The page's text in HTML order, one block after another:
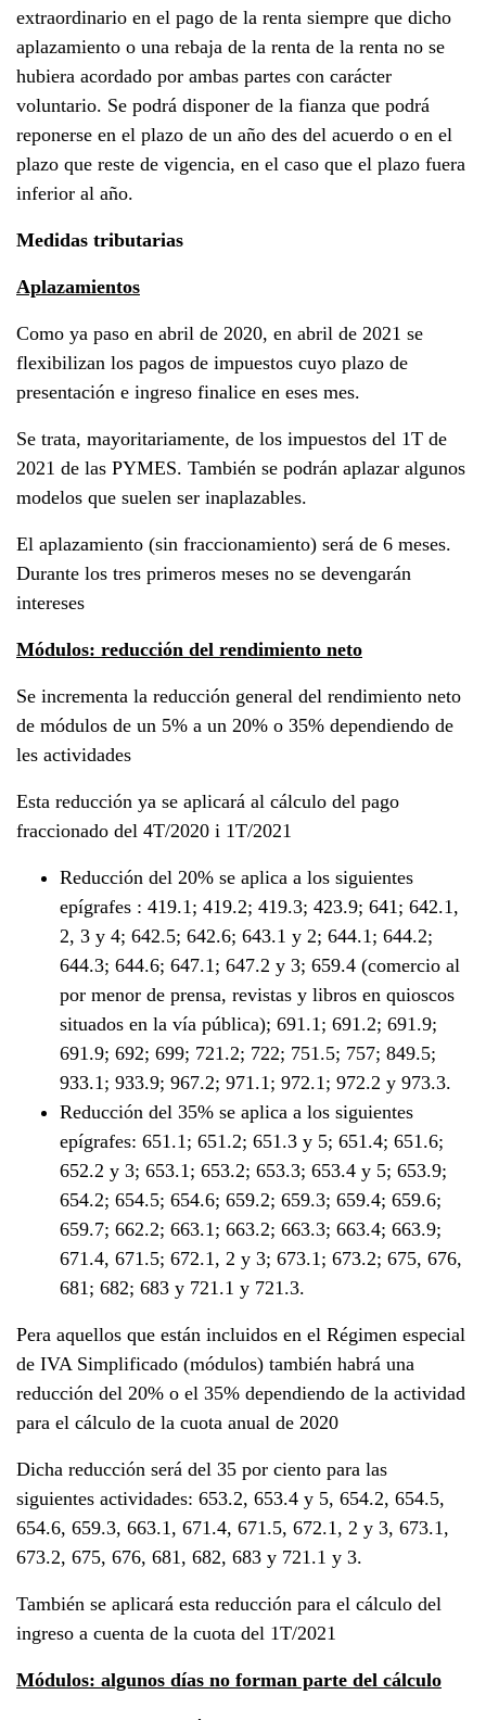
extraordinario en el pago de la renta siempre que dicho
aplazamiento o una rebaja de la renta de la renta no se
hubiera acordado por ambas partes con carácter
voluntario. Se podrá disponer de la fianza que podrá
reponerse en el plazo de un año des del acuerdo o en el
plazo que reste de vigencia, en el caso que el plazo fuera
inferior al año.
Medidas tributarias
Aplazamientos
Como ya paso en abril de 2020, en abril de 2021 se
flexibilizan los pagos de impuestos cuyo plazo de
presentación e ingreso finalice en eses mes.
Se trata, mayoritariamente, de los impuestos del 1T de
2021 de las PYMES. También se podrán aplazar algunos
modelos que suelen ser inaplazables.
El aplazamiento (sin fraccionamiento) será de 6 meses.
Durante los tres primeros meses no se devengarán
intereses
Módulos: reducción del rendimiento neto
Se incrementa la reducción general del rendimiento neto
de módulos de un 5% a un 20% o 35% dependiendo de
les actividades
Esta reducción ya se aplicará al cálculo del pago
fraccionado del 4T/2020 i 1T/2021
Reducción del 20% se aplica a los siguientes
epígrafes : 419.1; 419.2; 419.3; 423.9; 641; 642.1,
2, 3 y 4; 642.5; 642.6; 643.1 y 2; 644.1; 644.2;
644.3; 644.6; 647.1; 647.2 y 3; 659.4 (comercio al
por menor de prensa, revistas y libros en quioscos
situados en la vía pública); 691.1; 691.2; 691.9;
691.9; 692; 699; 721.2; 722; 751.5; 757; 849.5;
933.1; 933.9; 967.2; 971.1; 972.1; 972.2 y 973.3.
Reducción del 35% se aplica a los siguientes
epígrafes: 651.1; 651.2; 651.3 y 5; 651.4; 651.6;
652.2 y 3; 653.1; 653.2; 653.3; 653.4 y 5; 653.9;
654.2; 654.5; 654.6; 659.2; 659.3; 659.4; 659.6;
659.7; 662.2; 663.1; 663.2; 663.3; 663.4; 663.9;
671.4, 671.5; 672.1, 2 y 3; 673.1; 673.2; 675, 676,
681; 682; 683 y 721.1 y 721.3.
Pera aquellos que están incluidos en el Régimen especial
de IVA Simplificado (módulos) también habrá una
reducción del 20% o el 35% dependiendo de la actividad
para el cálculo de la cuota anual de 2020
Dicha reducción será del 35 por ciento para las
siguientes actividades: 653.2, 653.4 y 5, 654.2, 654.5,
654.6, 659.3, 663.1, 671.4, 671.5, 672.1, 2 y 3, 673.1,
673.2, 675, 676, 681, 682, 683 y 721.1 y 3.
También se aplicará esta reducción para el cálculo del
ingreso a cuenta de la cuota del 1T/2021
Módulos: algunos días no forman parte del cálculo